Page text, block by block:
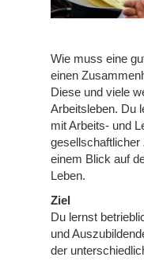
Wie muss eine
einen
Diese und viele
Arbeitsleben. Du
mit Arbeits- und
gesellschaftlicher
einem Blick auf
Leben.
Ziel
Du lernst
und
der